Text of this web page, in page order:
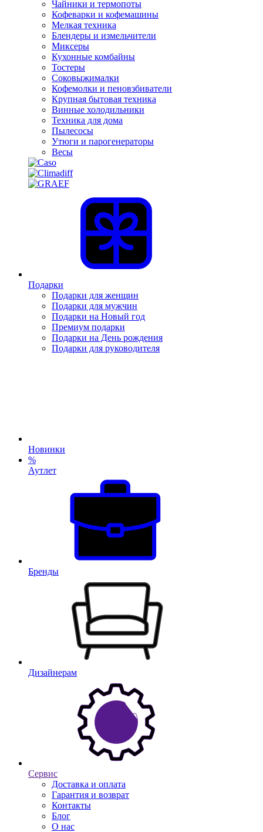
Чайники и термопоты
Кофеварки и кофемашины
Мелкая техника
Блендеры и измельчители
Миксеры
Кухонные комбайны
Тостеры
Соковыжималки
Кофемолки и пеновзбиватели
Крупная бытовая техника
Винные холодильники
Техника для дома
Пылесосы
Утюги и парогенераторы
Весы
Подарки
Подарки для женщин
Подарки для мужчин
Подарки на Новый год
Премиум подарки
Подарки на День рождения
Подарки для руководителя
Новинки
%
Аутлет
Бренды
Дизайнерам
Сервис
Доставка и оплата
Гарантия и возврат
Контакты
Блог
О нас